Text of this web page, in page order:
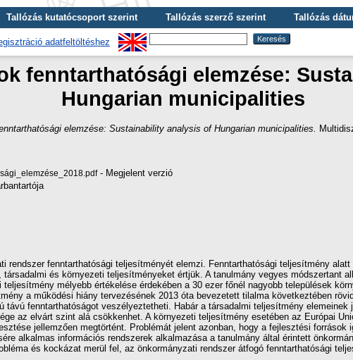
Tallózás kutatócsoport szerint Tallózás szerző szerint Tallózás
adatfeltöltéshez
fenntarthatósági elemzése:
Hungarian municipalities
elemzése: Sustainability analysis of Hungarian municipalities.
- Megjelent verzió
rendszer fenntarthatósági teljesítményét elemzi. Fenntarthatósági teljesítmény
társadalmi és környezeti teljesítményeket értjük. A tanulmány vegyes módszertant
mélyebb értékelése érdekében a 30 ezer főnél nagyobb települések
a működési hiány tervezésének 2013 óta bevezetett tilalma következtében
távú fenntarthatóságot veszélyeztetheti. Habár a társadalmi teljesítmény elemeinek
az elvárt szint alá csökkenhet. A környezeti teljesítmény esetében az Európai
jellemzően megtörtént. Problémát jelent azonban, hogy a fejlesztési források
alkalmas információs rendszerek alkalmazása a tanulmány által érintett
és kockázat merül fel, az önkormányzati rendszer átfogó fenntarthatósági